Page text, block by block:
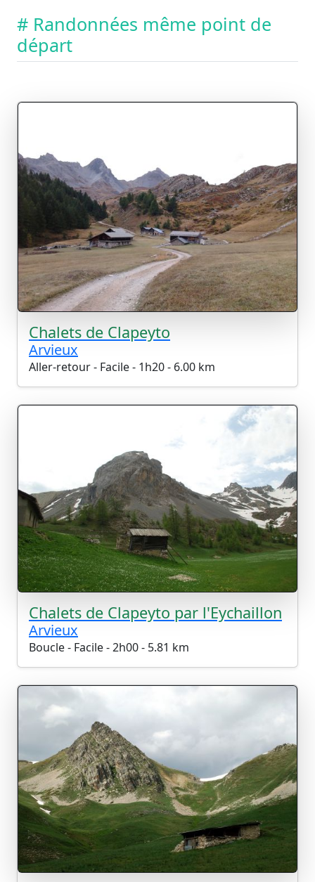
# Randonnées même point de
départ
Chalets de Clapeyto
Arvieux
Aller-retour - Facile - 1h20 - 6.00 km
Chalets de Clapeyto par l'Eychaillon
Arvieux
Boucle - Facile - 2h00 - 5.81 km